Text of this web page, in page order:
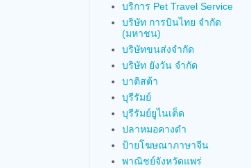
บริการ Pet Travel Service
บริษัท การบินไทย จำกัด
(มหาชน)
บริษัทขนส่งจำกัด
บริษัท ยังวัน จำกัด
บาติสต้า
บุรีรัมย์
บุรีรัมย์ยูไนเต็ด
ปลาหมอคางดำ
ป้ายโฆษณาภาษาจีน
พาณิชย์จังหวัดแพร่